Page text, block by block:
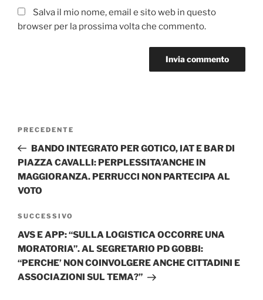
Salva il mio nome, email e sito web in questo
browser per la prossima volta che commento.
Articolo
precedente:
PRECEDENTE
BANDO INTEGRATO PER GOTICO, IAT E BAR DI
PIAZZA CAVALLI: PERPLESSITA’ANCHE IN
MAGGIORANZA. PERRUCCI NON PARTECIPA AL
VOTO
Articolo
successivo
SUCCESSIVO
AVS E APP: “SULLA LOGISTICA OCCORRE UNA
MORATORIA”. AL SEGRETARIO PD GOBBI:
“PERCHE’ NON COINVOLGERE ANCHE CITTADINI E
ASSOCIAZIONI SUL TEMA?”